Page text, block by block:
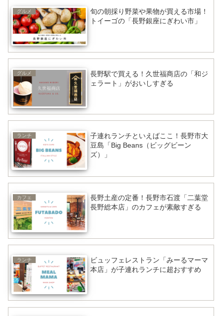
グルメ
旬の朝採り野菜や果物が買える市場！
トイーゴの「長野銀座にぎわい市」
グルメ
長野駅で買える！久世福商店の「和ジ
ェラート」がおいしすぎる
ランチ
子連れランチといえばここ！長野市大
豆島「Big Beans（ビッグビーン
ズ）」
カフェ
長野土産の定番！長野市石渡「二葉堂
長野総本店」のカフェが素敵すぎる
ランチ
ビュッフェレストラン「みーるマーマ
本店」が子連れランチに超おすすめ